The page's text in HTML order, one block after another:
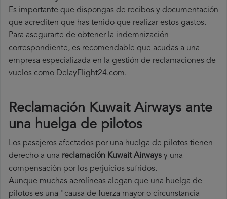
Es importante que dispongas de recibos y documentación
que acrediten que has tenido que realizar estos gastos.
Para asegurarte de obtener la indemnización
correspondiente, es recomendable que acudas a una
empresa especializada en la gestión de reclamaciones de
vuelos como DelayFlight24.com.
Reclamación Kuwait Airways ante
una huelga de pilotos
Los pasajeros afectados por una huelga de pilotos tienen
derecho a una reclamación Kuwait Airways y una
compensación por los perjuicios sufridos.
Aunque muchas aerolíneas alegan que una huelga de
pilotos es una "causa de fuerza mayor o circunstancia